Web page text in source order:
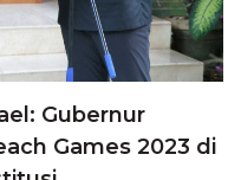
Gubernur
Games 2023 di